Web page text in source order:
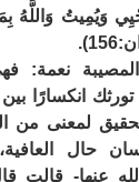
وَيُمِيتُ وَاللَّهُ
نعمة:
انكسارًا
لمعنى من
حال
عنها- قالت